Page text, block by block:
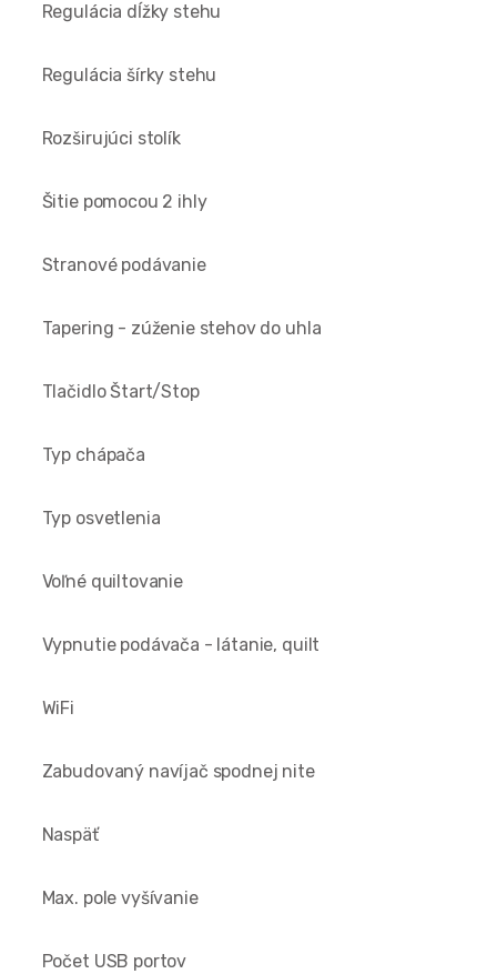
Regulácia dĺžky stehu
Regulácia šírky stehu
Rozširujúci stolík
Šitie pomocou 2 ihly
Stranové podávanie
Tapering - zúženie stehov do uhla
Tlačidlo Štart/Stop
Typ chápača
Typ osvetlenia
Voľné quiltovanie
Vypnutie podávača - látanie, quilt
WiFi
Zabudovaný navíjač spodnej nite
Naspäť
Max. pole vyšívanie
Počet USB portov